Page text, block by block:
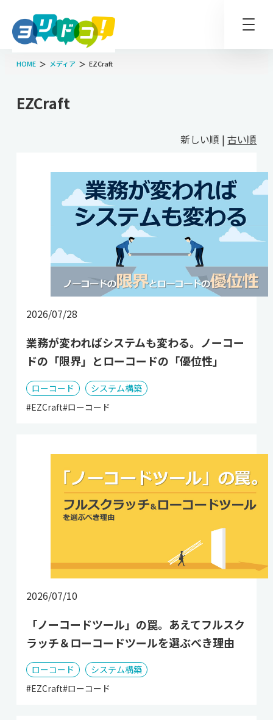
HOME メディア EZCraft
EZCraft
新しい順 |古い順
2026/07/28
業務が変わればシステムも変わる。ノーコー
ドの「限界」とローコードの「優位性」
ローコード
システム構築
#EZCraft#ローコード
2026/07/10
「ノーコードツール」の罠。あえてフルスク
ラッチ＆ローコードツールを選ぶべき理由
ローコード
システム構築
#EZCraft#ローコード